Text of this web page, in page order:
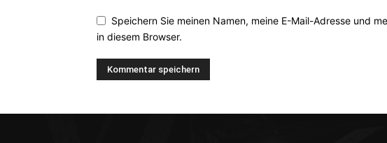
Speichern Sie meinen Namen, meine E-Mail-Adresse und
in diesem Browser.